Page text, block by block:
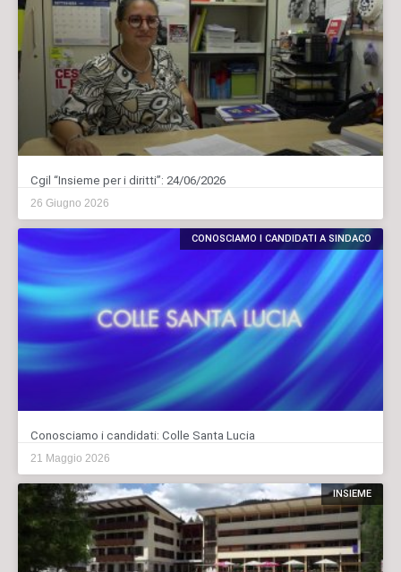
Cgil “Insieme per i diritti”: 24/06/2026
26 Giugno 2026
CONOSCIAMO I CANDIDATI A SINDACO
Conosciamo i candidati: Colle Santa Lucia
21 Maggio 2026
INSIEME